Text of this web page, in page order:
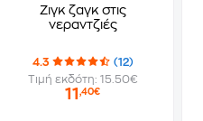
Ζιγκ ζαγκ στις
νεραντζιές
4.3
(12)
Τιμή εκδότη: 15.50€
11,40€